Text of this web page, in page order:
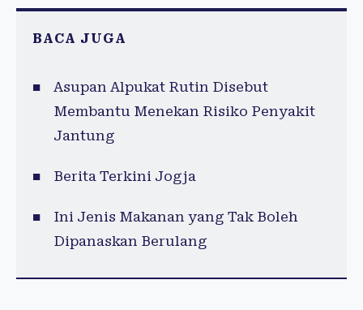
BACA JUGA
Asupan Alpukat Rutin Disebut
Membantu Menekan Risiko Penyakit
Jantung
Berita Terkini Jogja
Ini Jenis Makanan yang Tak Boleh
Dipanaskan Berulang